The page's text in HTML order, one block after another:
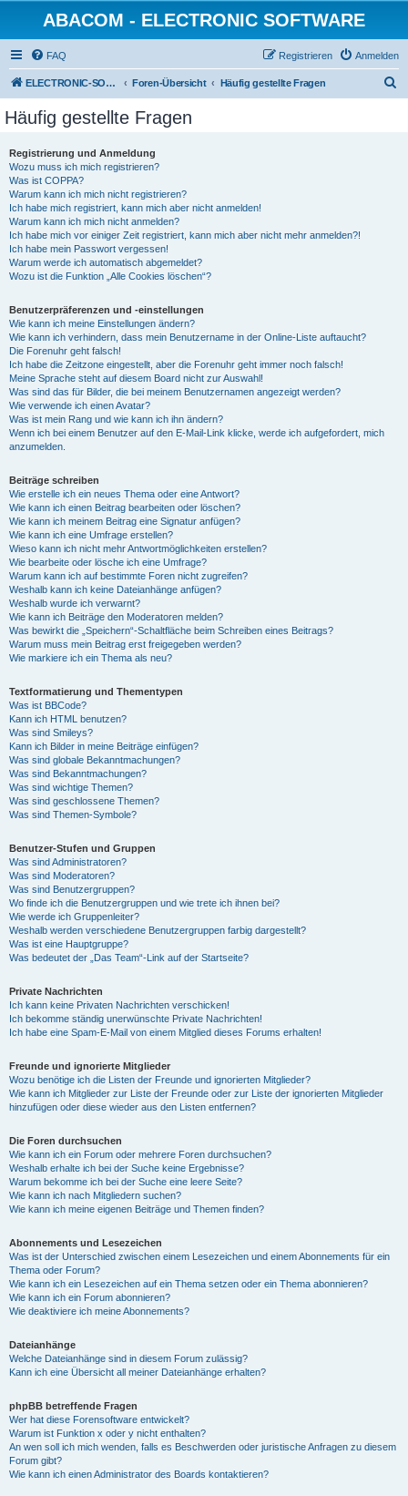
ABACOM - ELECTRONIC SOFTWARE
FAQ Anmelden
Registrieren
ELECTRONIC-SOFWARE-SHOP Foren-Übersicht Häufig gestellte Fragen
Häufig gestellte Fragen
Registrierung und Anmeldung
Wozu muss ich mich registrieren?
Was ist COPPA?
Warum kann ich mich nicht registrieren?
Ich habe mich registriert, kann mich aber nicht anmelden!
Warum kann ich mich nicht anmelden?
Ich habe mich vor einiger Zeit registriert, kann mich aber nicht mehr anmelden?!
Ich habe mein Passwort vergessen!
Warum werde ich automatisch abgemeldet?
Wozu ist die Funktion „Alle Cookies löschen“?
Benutzerpräferenzen und -einstellungen
Wie kann ich meine Einstellungen ändern?
Wie kann ich verhindern, dass mein Benutzername in der Online-Liste auftaucht?
Die Forenuhr geht falsch!
Ich habe die Zeitzone eingestellt, aber die Forenuhr geht immer noch falsch!
Meine Sprache steht auf diesem Board nicht zur Auswahl!
Was sind das für Bilder, die bei meinem Benutzernamen angezeigt werden?
Wie verwende ich einen Avatar?
Was ist mein Rang und wie kann ich ihn ändern?
Wenn ich bei einem Benutzer auf den E-Mail-Link klicke, werde ich aufgefordert, mich
anzumelden.
Beiträge schreiben
Wie erstelle ich ein neues Thema oder eine Antwort?
Wie kann ich einen Beitrag bearbeiten oder löschen?
Wie kann ich meinem Beitrag eine Signatur anfügen?
Wie kann ich eine Umfrage erstellen?
Wieso kann ich nicht mehr Antwortmöglichkeiten erstellen?
Wie bearbeite oder lösche ich eine Umfrage?
Warum kann ich auf bestimmte Foren nicht zugreifen?
Weshalb kann ich keine Dateianhänge anfügen?
Weshalb wurde ich verwarnt?
Wie kann ich Beiträge den Moderatoren melden?
Was bewirkt die „Speichern“-Schaltfläche beim Schreiben eines Beitrags?
Warum muss mein Beitrag erst freigegeben werden?
Wie markiere ich ein Thema als neu?
Textformatierung und Thementypen
Was ist BBCode?
Kann ich HTML benutzen?
Was sind Smileys?
Kann ich Bilder in meine Beiträge einfügen?
Was sind globale Bekanntmachungen?
Was sind Bekanntmachungen?
Was sind wichtige Themen?
Was sind geschlossene Themen?
Was sind Themen-Symbole?
Benutzer-Stufen und Gruppen
Was sind Administratoren?
Was sind Moderatoren?
Was sind Benutzergruppen?
Wo finde ich die Benutzergruppen und wie trete ich ihnen bei?
Wie werde ich Gruppenleiter?
Weshalb werden verschiedene Benutzergruppen farbig dargestellt?
Was ist eine Hauptgruppe?
Was bedeutet der „Das Team“-Link auf der Startseite?
Private Nachrichten
Ich kann keine Privaten Nachrichten verschicken!
Ich bekomme ständig unerwünschte Private Nachrichten!
Ich habe eine Spam-E-Mail von einem Mitglied dieses Forums erhalten!
Freunde und ignorierte Mitglieder
Wozu benötige ich die Listen der Freunde und ignorierten Mitglieder?
Wie kann ich Mitglieder zur Liste der Freunde oder zur Liste der ignorierten Mitglieder
hinzufügen oder diese wieder aus den Listen entfernen?
Die Foren durchsuchen
Wie kann ich ein Forum oder mehrere Foren durchsuchen?
Weshalb erhalte ich bei der Suche keine Ergebnisse?
Warum bekomme ich bei der Suche eine leere Seite?
Wie kann ich nach Mitgliedern suchen?
Wie kann ich meine eigenen Beiträge und Themen finden?
Abonnements und Lesezeichen
Was ist der Unterschied zwischen einem Lesezeichen und einem Abonnements für ein
Thema oder Forum?
Wie kann ich ein Lesezeichen auf ein Thema setzen oder ein Thema abonnieren?
Wie kann ich ein Forum abonnieren?
Wie deaktiviere ich meine Abonnements?
Dateianhänge
Welche Dateianhänge sind in diesem Forum zulässig?
Kann ich eine Übersicht all meiner Dateianhänge erhalten?
phpBB betreffende Fragen
Wer hat diese Forensoftware entwickelt?
Warum ist Funktion x oder y nicht enthalten?
An wen soll ich mich wenden, falls es Beschwerden oder juristische Anfragen zu diesem
Forum gibt?
Wie kann ich einen Administrator des Boards kontaktieren?